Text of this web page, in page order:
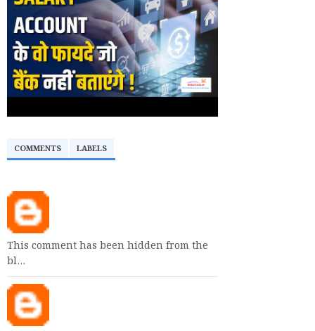
COMMENTS LABELS
This comment has been hidden from the
bl…